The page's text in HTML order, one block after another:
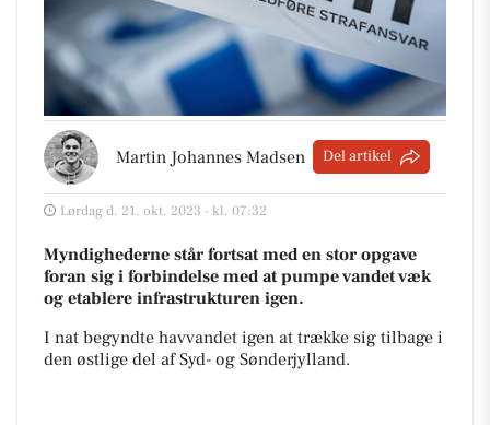
Martin Johannes Madsen Del artikel
Lørdag d. 21. okt. 2023 - kl. 07:32
Myndighederne står fortsat med en stor opgave
foran sig i forbindelse med at pumpe vandet væk
og etablere infrastrukturen igen.
I nat begyndte havvandet igen at trække sig tilbage i
den østlige del af Syd- og Sønderjylland.